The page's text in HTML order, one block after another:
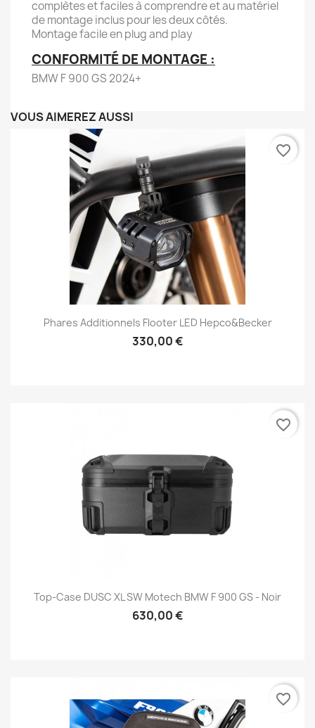
complètes et faciles à comprendre et au matériel
de montage inclus pour les deux côtés.
Montage facile en plug and play
CONFORMITÉ DE MONTAGE :
BMW F 900 GS 2024+
VOUS AIMEREZ AUSSI
Phares Additionnels Flooter LED Hepco&Becker
330,00 €
favorite_border
Top-Case DUSC XL SW Motech BMW F 900 GS - Noir
630,00 €
favorite_border
favorite_border